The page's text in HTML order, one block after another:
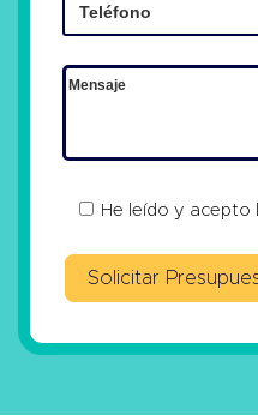
He leído y acepto